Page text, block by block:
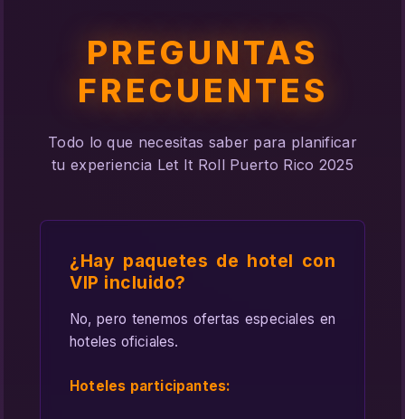
PREGUNTAS
FRECUENTES
Todo lo que necesitas saber para planificar
tu experiencia Let It Roll Puerto Rico 2025
¿Hay paquetes de hotel con
VIP incluido?
No, pero tenemos ofertas especiales en
hoteles oficiales.
Hoteles participantes: